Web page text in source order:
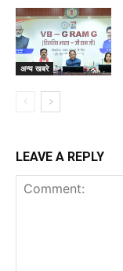
अन्य खबरे
LEAVE A REPLY